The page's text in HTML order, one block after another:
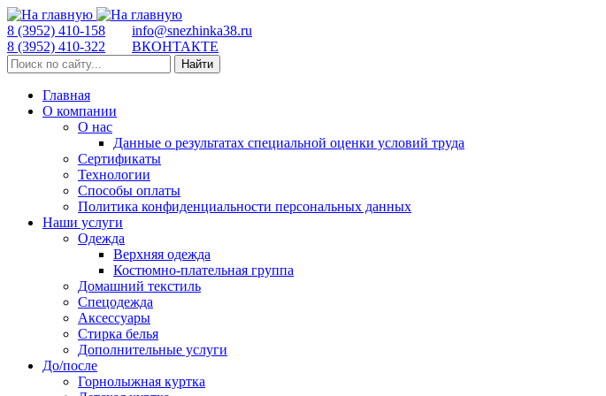
8 (3952) 410-158
8 (3952) 410-322
info@snezhinka38.ru
ВКОНТАКТЕ
Найти
Главная
О компании
О нас
Данные о результатах специальной оценки условий труда
Сертификаты
Технологии
Способы оплаты
Политика конфиденциальности персональных данных
Наши услуги
Одежда
Верхняя одежда
Костюмно-плательная группа
Домашний текстиль
Спецодежда
Аксессуары
Стирка белья
Дополнительные услуги
До/после
Горнолыжная куртка